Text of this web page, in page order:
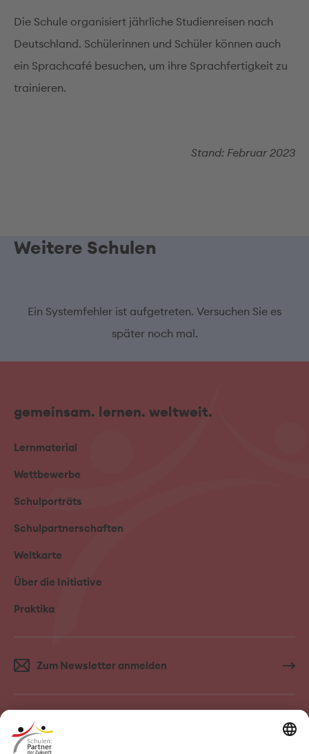
Die Schule organisiert jährliche Studienreisen nach
Deutschland. Schülerinnen und Schüler können auch
ein Sprachcafé besuchen, um ihre Sprachfertigkeit zu
trainieren.
Stand: Februar 2023
Weitere Schulen
Ein Systemfehler ist aufgetreten. Versuchen Sie es
später noch mal.
gemeinsam. lernen. weltweit.
Lernmaterial
Wettbewerbe
Schulporträts
Schulpartnerschaften
Weltkarte
Über die Initiative
Praktika
Zum Newsletter anmelden